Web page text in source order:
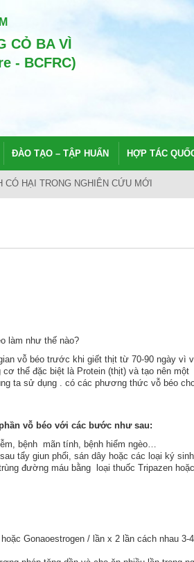
CỎ BA VÌ
- BCFRC)
ĐÀO TẠO – TẬP HUẤN HỢP TÁC
làm như thế nào?
vỗ béo trước khi giết thịt từ 70-90 ngày vì
thể đặc biệt là Protein (thịt) và tạo nên một
ta sử dụng . có các phương thức vỗ béo
vỗ béo với các bước như sau:
bệnh mãn tính, bệnh hiểm ngèo…
tẩy giun phổi, sán dây hoặc các loại ký sinh
đường máu bằng loại thuốc Tripazen hoặc
Gonaoestrogen / lần x 2 lần cách nhau 3-4